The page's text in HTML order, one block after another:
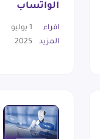
الواتساب
اقراء
المزيد
1 يوليو
2025